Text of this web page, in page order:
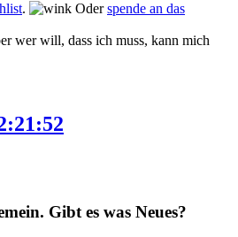
. Oderspende an das
wer will, dass ich muss, kann mich
Gibt es was Neues?